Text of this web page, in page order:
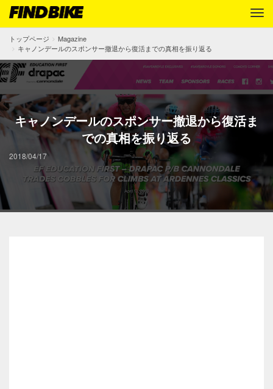
トップページ
Magazine
キャノンデールのスポンサー撤退から復活までの真相を振り返る
キャノンデールのスポンサー撤退から復活ま
での真相を振り返る
2018/04/17